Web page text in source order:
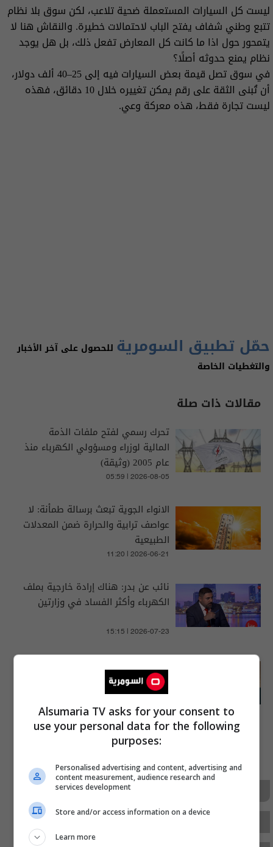
ليست كل السيارات المستعملة ضحية تلاعب، لكن سوق بلا نظام
تتبع وطني شفاف يفتح الباب لاحتمالات خطيرة. والنقاش هنا لا
يتمحور حول اذا ما كانت كل المعارض تفعل ذلك، بل هل يوجد
نظام يمنع حدوثه أصلًا؟
في سوق تصل قيمة بعض السيارات فيه إلى 25–40 ألف دولار،
أن تُبنى الثقة على رقم يمكن تغييره خلال 10 دقائق، فهذه
ليست تجارة فقط، هذه معركة وعي.
حمّل تطبيق السومرية للحصول على آخر الأخبار
والتغطيات الخاصة
مقالات ذات صلة
تحرك رسمي لفتح ملفات الذمة
المالية لوزراء ومسؤولي الكهرباء منذ
عام 2005 (وثيقة)
05:59 | 2026-08-05
الانواء الجوية تبعث برسالة طمأنة: لا
عواصف ترابية والحرارة ضمن المعدلات
الطبيعية
11:20 | 2026-06-21
نائب عن بدر: هناك إرادة خارجية بملف
الكهرباء وأكثر الفساد في وزارتين
15:15 | 2026-07-23
سيظل مغلقاً ولا يوجد أي اتفاق
لإعادة فتحه
05:40 | 2026-08-02
ad
سوق السيارات العراقي
ﻹعادة
Alsumaria TV asks for your consent to
use your personal data for the following
purposes:
Personalised advertising and content, advertising and
content measurement, audience research and
services development
Store and/or access information on a device
Learn more